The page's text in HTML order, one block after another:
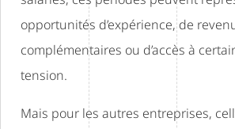
opportunités d’expérience, de
complémentaires ou d’accès à
tension.
Mais pour les autres entreprises,